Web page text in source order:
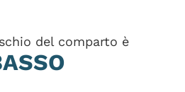
del comparto è